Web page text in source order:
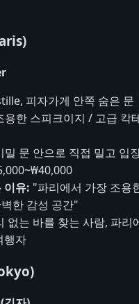
피자가게 안쪽 숨은 문
용한 스피크이지 / 고급 칵
밀 문 안으로 직접 밀고 입
이유: "파리에서 가장 조용
한 감성 공간"
없는 바를 찾는 사람, 파리
행자